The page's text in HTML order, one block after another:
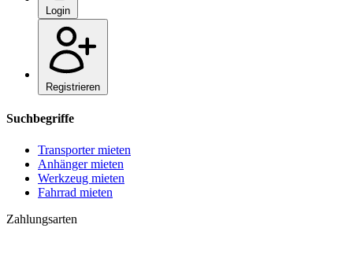
Login
Registrieren
Suchbegriffe
Transporter mieten
Anhänger mieten
Werkzeug mieten
Fahrrad mieten
Zahlungsarten